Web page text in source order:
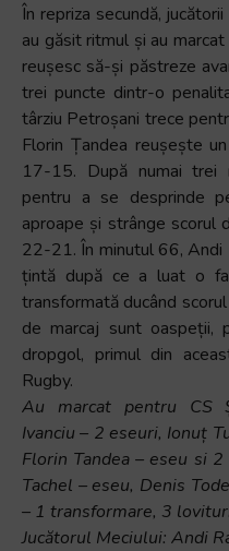
În repriza secundă,
au găsit ritmul și au
reușesc să-și păstreze
trei puncte dintr-o
târziu Petroșani trece
Florin Țandea reușește
17-15. După numai trei
pentru a se desprinde
aproape și strânge scorul
22-21. În minutul 66, Andi
țintă după ce a luat o
transformată ducând
de marcaj sunt oaspeții,
dropgol, primul din
Rugby.
Au marcat pentru CS
Ivanciu – 2 eseuri, Ionuț
Florin Tandea – eseu si
Tachel – eseu, Denis
– 1 transformare, 3
Jucătorul Meciului: Andi